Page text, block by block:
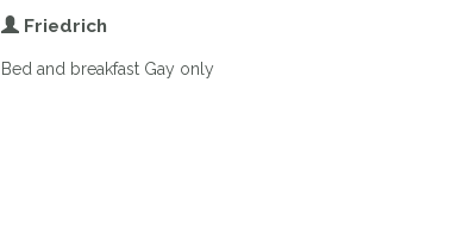
Friedrich
Bed and breakfast Gay only